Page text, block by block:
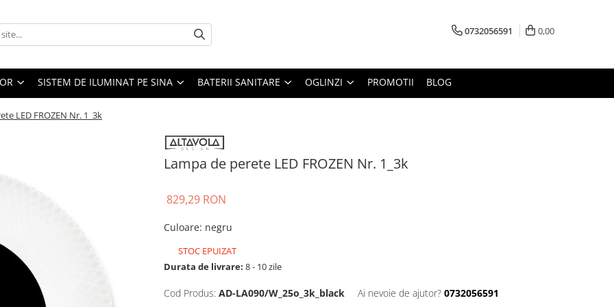
0732056591 0,00
SISTEM DE ILUMINAT PE SINA BATERII SANITARE OGLINZI PROMOTII BLOG
LED FROZEN Nr. 1_3k
Lampa de perete LED FROZEN Nr. 1_3k
829,29 RON
Culoare: negru
STOC EPUIZAT
Durata de livrare: 8 - 10 zile
Cod Produs: AD-LA090/W_25o_3k_black Ai nevoie de ajutor? 0732056591